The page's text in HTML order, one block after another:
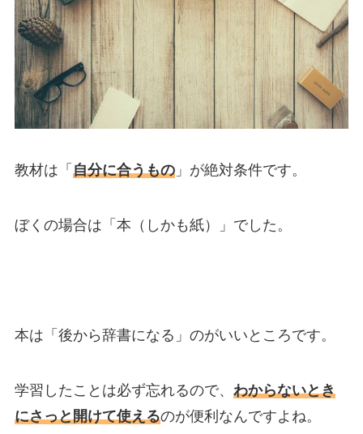
教材は「 自分に合うもの」が絶対条件です。
ぼくの場合は「本（しかも紙）」でした。
本は「後から辞書になる」のがいいところです。
学習したことは必ず忘れるので、 わからないとき
にさっと開けて使えるのが便利なんですよね。